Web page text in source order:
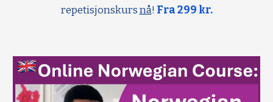
repetisjonskursnå! Fra 299 kr.